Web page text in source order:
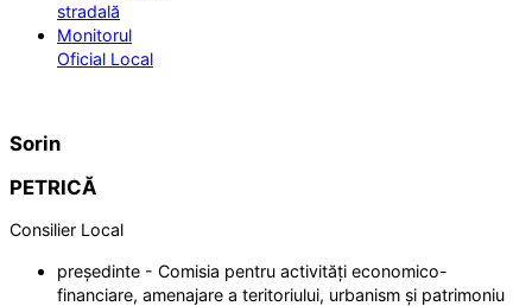
stradală
Monitorul
Oficial Local
Sorin
PETRICĂ
Consilier Local
președinte - Comisia pentru activități economico-
financiare, amenajare a teritoriului, urbanism și patrimoniu